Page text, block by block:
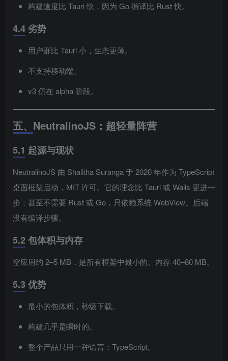
构建速度比 Tauri 快，因为 Go 编译比 Rust 快。
4.4 劣势
用户群比 Tauri 小，生态更薄。
不支持移动端。
v3 仍在 alpha 阶段。
五、NeutralinoJS：超轻量阵营
5.1 起源与现状
NeutralinoJS 由 Shalitha Suranga 于 2020 年作为 TypeScript
桌面框架启动，MIT 许可。它的理念比 Tauri 或 Wails 更进一
步：甚至不需要 Rust 或 Go，只依赖系统 WebView。后端
没有编译步骤。
5.2 包体积与内存
空应用约 2–5 MB，是所有框架中最小的。内存 40–80 MB。
5.3 优势
最小的包体积，秒级下载。
构建几乎是瞬时的。
整个产品只用一种语言：TypeScript。